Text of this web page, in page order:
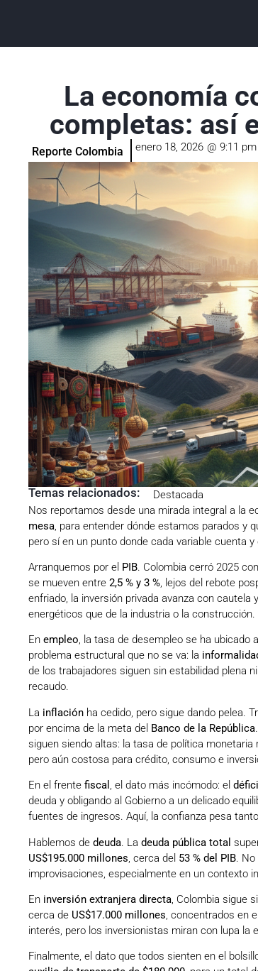
La economía
completas: así
Reporte Colombia enero 18, 2026 @ 9:11 pm
Temas relacionados:
Destacada
Nos reportamos desde una mirada integral a la
mesa, para entender dónde estamos parados y
pero sí en un punto donde cada variable cuenta
Arranquemos por el PIB. Colombia cerró 2025
se mueven entre 2,5 % y 3 %, lejos del rebote
enfriado, la inversión privada avanza con
energéticos que de la industria o la construcción.
En empleo, la tasa de desempleo se ha ubicado
problema estructural que no se va: la
de los trabajadores siguen sin estabilidad plena
recaudo.
La inflación ha cedido, pero sigue dando pelea.
por encima de la meta del Banco de la República
siguen siendo altas: la tasa de política monetaria
pero aún costosa para crédito, consumo e
En el frente fiscal , el dato más incómodo: el
deuda y obligando al Gobierno a un delicado
fuentes de ingresos. Aquí, la confianza pesa
Hablemos de deuda. La deuda pública total
US$195.000 millones, cerca del 53 % del PIB. No
improvisaciones, especialmente en un contexto
En inversión extranjera directa, Colombia sigue
cerca de US$17.000 millones, concentrados en
interés, pero los inversionistas miran con lupa la
Finalmente, el dato que todos sienten en el